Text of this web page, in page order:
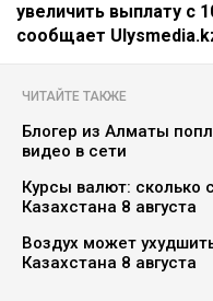
увеличить выплату с
сообщает
ЧИТАЙТЕ ТАКЖЕ
Блогер из Алматы
видео в сети
Курсы валют: сколько
Казахстана 8 августа
Воздух может
Казахстана 8 августа